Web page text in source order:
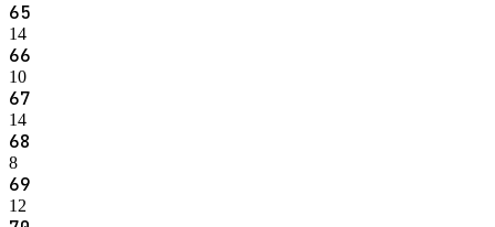
65
14
66
10
67
14
68
8
69
12